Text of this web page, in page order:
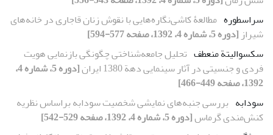
سر‌اسطوره مطالعۀ کاشی‌نگاره‌هایی با نقوش زنان قاجاری در خانه‌های
شیراز [دوره 5، شماره 4، 1392، صفحه 577-594]
سکسوالیتة منعطف تحلیل جامعه‌شناختی چگونگی بازنمایی هویت
فردی و جنسیتی در آثار سینمایی دهة 1380 ایران
[دوره 5، شماره 4،
1392، صفحه 449-466]
سودابه بررسی جنبه‌های نمایشی شخصیت سودابه براساس نظریه
کنش‌مندی گرماس[دوره 5، شماره 4، 1392، صفحه 529-542]